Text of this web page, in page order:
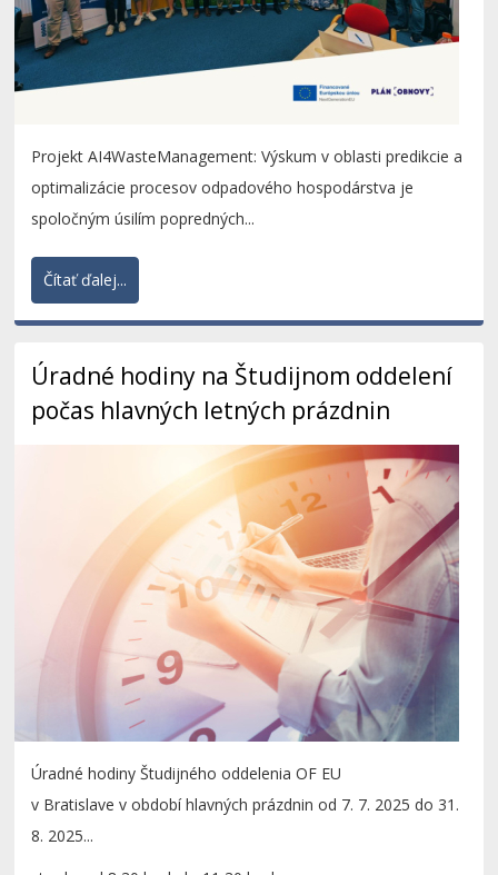
Projekt AI4WasteManagement: Výskum v oblasti predikcie a
optimalizácie procesov odpadového hospodárstva je
spoločným úsilím popredných...
Čítať ďalej...
Úradné hodiny na Študijnom oddelení
počas hlavných letných prázdnin
Úradné hodiny Študijného oddelenia OF EU
v Bratislave v období hlavných prázdnin od 7. 7. 2025 do 31.
8. 2025...